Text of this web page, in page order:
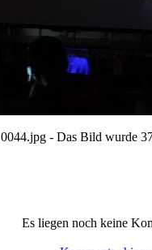
0044.jpg - Das Bild wurde
Es liegen noch keine